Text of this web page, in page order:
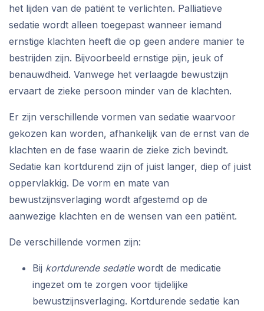
het lijden van de patiënt te verlichten. Palliatieve
sedatie wordt alleen toegepast wanneer iemand
ernstige klachten heeft die op geen andere manier te
bestrijden zijn. Bijvoorbeeld ernstige pijn, jeuk of
benauwdheid. Vanwege het verlaagde bewustzijn
ervaart de zieke persoon minder van de klachten.
Er zijn verschillende vormen van sedatie waarvoor
gekozen kan worden, afhankelijk van de ernst van de
klachten en de fase waarin de zieke zich bevindt.
Sedatie kan kortdurend zijn of juist langer, diep of juist
oppervlakkig. De vorm en mate van
bewustzijnsverlaging wordt afgestemd op de
aanwezige klachten en de wensen van een patiënt.
De verschillende vormen zijn:
Bij kortdurende sedatie wordt de medicatie
ingezet om te zorgen voor tijdelijke
bewustzijnsverlaging. Kortdurende sedatie kan